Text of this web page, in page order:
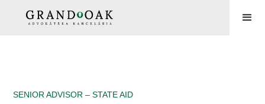
SENIOR ADVISOR – STATE AID